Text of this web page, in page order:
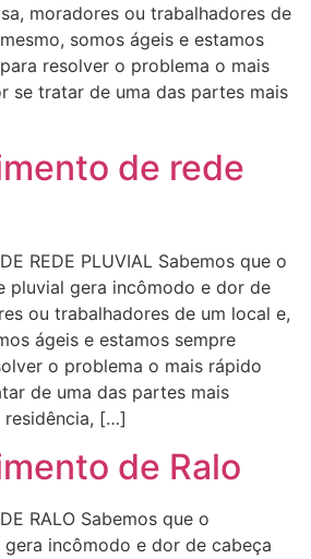
moradores ou trabalhadores de
somos ágeis e estamos
resolver o problema o mais
se tratar de uma das partes mais
de rede
REDE PLUVIAL Sabemos que o
pluvial gera incômodo e dor de
ou trabalhadores de um local e,
ágeis e estamos sempre
o problema o mais rápido
de uma das partes mais
residência, […]
de Ralo
RALO Sabemos que o
incômodo e dor de cabeça